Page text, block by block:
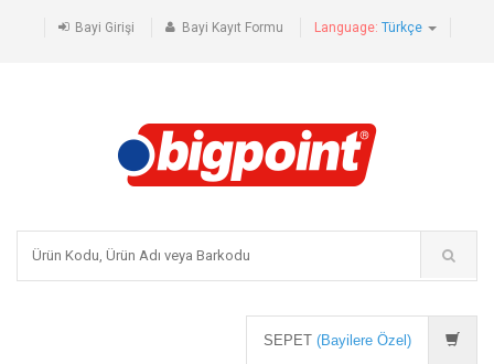
Bayi Girişi Bayi Kayıt Formu Language: Türkçe
SEPET (Bayilere Özel)